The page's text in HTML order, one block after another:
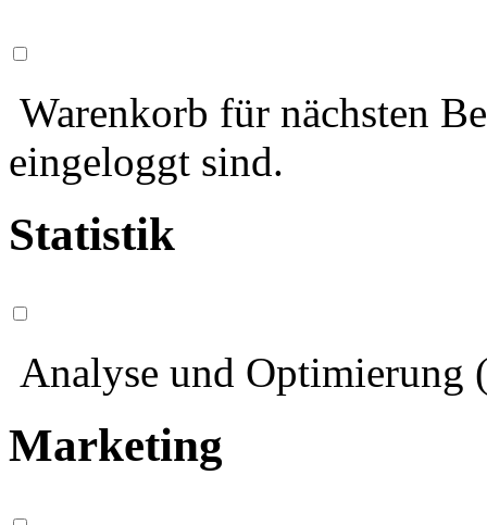
Warenkorb für nächsten
eingeloggt sind.
Statistik
Analyse und Optimierung
Marketing